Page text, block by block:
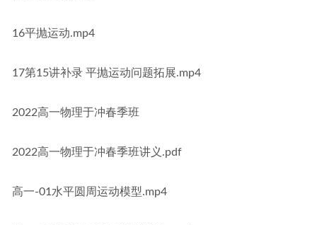
16平抛运动.mp4
17第15讲补录 平抛运动问题拓展.mp4
2022高一物理于冲春季班
2022高一物理于冲春季班讲义.pdf
高一-01水平圆周运动模型.mp4